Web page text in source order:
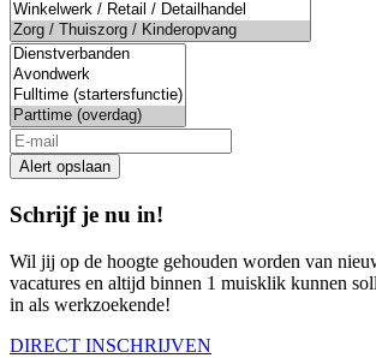
Alert opslaan
Schrijf je nu in!
Wil jij op de hoogte gehouden worden van
vacatures en altijd binnen 1 muisklik kunnen
in als werkzoekende!
DIRECT INSCHRIJVEN